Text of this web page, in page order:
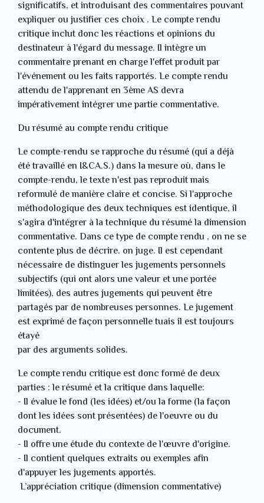
significatifs, et introduisant des commentaires pouvant
expliquer ou justifier ces choix . Le compte rendu
critique inclut donc les réactions et opinions du
destinateur à l'égard du message. Il intègre un
commentaire prenant en charge l'effet produit par
l'événement ou les faits rapportés. Le compte rendu
attendu de l'apprenant en 3ème AS devra
impérativement intégrer une partie commentative.
Du résumé au compte rendu critique
Le compte-rendu se rapproche du résumé (qui a déjà
été travaillé en I&CA.S.) dans la mesure où, dans le
compte-rendu, le texte n'est pas reproduit mais
reformulé de manière claire et concise. Si l'approche
méthodologique des deux techniques est identique, il
s'agira d'intégrer à la technique du résumé la dimension
commentative. Dans ce type de compte rendu , on ne se
contente plus de décrire. on juge. Il est cependant
nécessaire de distinguer les jugements personnels
subjectifs (qui ont alors une valeur et une portée
limitées), des autres jugements qui peuvent être
partagés par de nombreuses personnes. Le jugement
est exprimé de façon personnelle tuais il est toujours
étayé
par des arguments solides.
Le compte rendu critique est donc formé de deux
parties : le résumé et la critique dans laquelle:
- Il évalue le fond (les idées) et/ou la forme (la façon
dont les idées sont présentées) de l'oeuvre ou du
document.
- Il offre une étude du contexte de l'œuvre d'origine.
- Il contient quelques extraits ou exemples afin
d'appuyer les jugements apportés.
L’appréciation critique (dimension commentative)